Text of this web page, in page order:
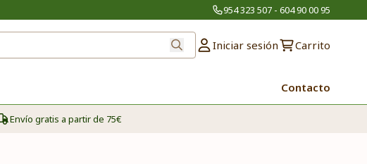
954 323 507 - 604 90 00 95
Iniciar sesión Carrito
Contacto
Envío gratis a partir de 75€